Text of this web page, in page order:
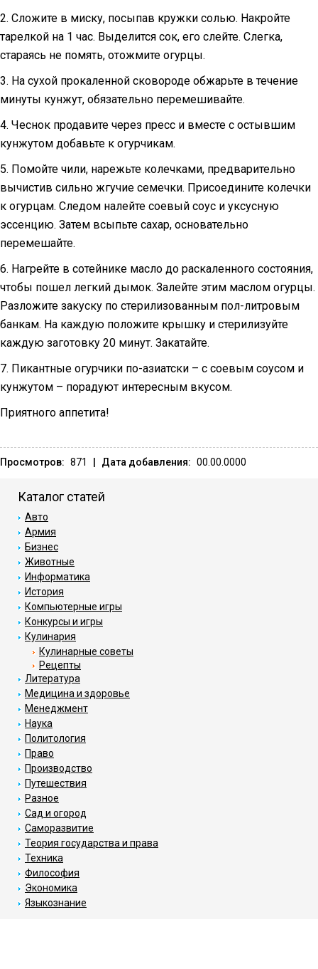
2. Сложите в миску, посыпав кружки солью. Накройте
тарелкой на 1 час. Выделится сок, его слейте. Слегка,
стараясь не помять, отожмите огурцы.
3. На сухой прокаленной сковороде обжарьте в течение
минуты кунжут, обязательно перемешивайте.
4. Чеснок продавите через пресс и вместе с остывшим
кунжутом добавьте к огурчикам.
5. Помойте чили, нарежьте колечками, предварительно
вычистив сильно жгучие семечки. Присоедините колечки
к огурцам. Следом налейте соевый соус и уксусную
эссенцию. Затем всыпьте сахар, основательно
перемешайте.
6. Нагрейте в сотейнике масло до раскаленного состояния,
чтобы пошел легкий дымок. Залейте этим маслом огурцы.
Разложите закуску по стерилизованным пол-литровым
банкам. На каждую положите крышку и стерилизуйте
каждую заготовку 20 минут. Закатайте.
7. Пикантные огурчики по-азиатски – с соевым соусом и
кунжутом – порадуют интересным вкусом.
Приятного аппетита!
Просмотров: 871 Дата добавления: 00.00.0000
Каталог статей
Авто
Армия
Бизнес
Животные
Информатика
История
Компьютерные игры
Конкурсы и игры
Кулинария
Кулинарные советы
Рецепты
Литература
Медицина и здоровье
Менеджмент
Наука
Политология
Право
Производство
Путешествия
Разное
Сад и огород
Саморазвитие
Теория государства и права
Техника
Философия
Экономика
Языкознание